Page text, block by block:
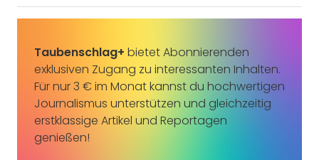
Taubenschlag+ bietet Abonnierenden
exklusiven Zugang zu interessanten Inhalten.
Für nur 3 € im Monat kannst du hochwertigen
Journalismus unterstützen und gleichzeitig
erstklassige Artikel und Reportagen
genießen!